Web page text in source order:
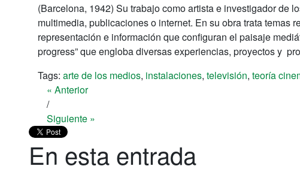
(Barcelona, 1942) Su trabajo como artista e investigador de
multimedia, publicaciones o internet. En su obra trata temas
representación e información que configuran el paisaje
progress” que engloba diversas experiencias, proyectos y
Tags: arte de los medios, instalaciones, televisión, teoría
« Anterior
/
Siguiente »
En esta entrada